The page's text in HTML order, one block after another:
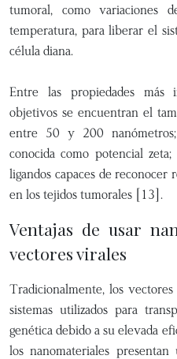
tumoral, como variaciones
temperatura, para liberar el
célula diana.
Entre las propiedades más
objetivos se encuentran el
entre 50 y 200
conocida como potencial
ligandos capaces de reconocer
en los tejidos tumorales [13].
Ventajas de usar
vectores virales
Tradicionalmente, los
sistemas utilizados para
genética debido a su elevada
los nanomateriales